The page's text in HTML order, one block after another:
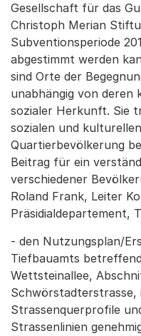
Gesellschaft für das
Christoph Merian
Subventionsperiode
abgestimmt werden
sind Orte der
unabhängig von
sozialer Herkunft. Sie
sozialen und
Quartierbevölkerung
Beitrag für ein
verschiedener
Roland Frank, Leiter
Präsidialdepartement,
- den Nutzungsplan/
Tiefbauamts
Wettsteinallee,
Schwörstadterstrasse,
Strassenquerprofile
Strassenlinien